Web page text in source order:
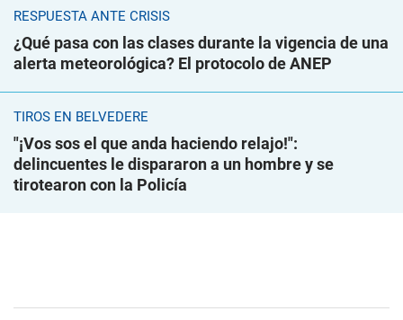
RESPUESTA ANTE CRISIS
¿Qué pasa con las clases durante la vigencia de una
alerta meteorológica? El protocolo de ANEP
TIROS EN BELVEDERE
"¡Vos sos el que anda haciendo relajo!":
delincuentes le dispararon a un hombre y se
tirotearon con la Policía